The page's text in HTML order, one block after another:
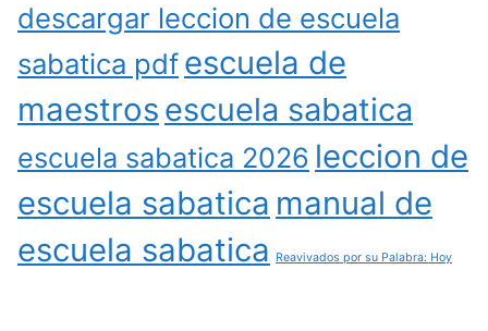
descargar leccion de escuela
sabatica pdfescuela de
maestros escuela sabatica
escuela sabatica 2026 leccion de
escuela sabatica manual de
escuela sabatica
Reavivados por su Palabra: Hoy